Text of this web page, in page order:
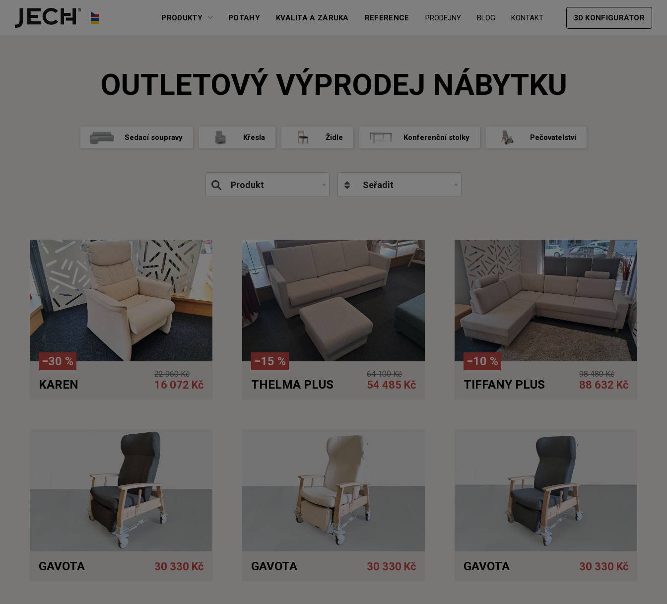
PRODUKTY POTAHY KVALITA A ZÁRUKA REFERENCE PRODEJNY BLOG KONTAKT 3D KONFIGURÁTOR
OUTLETOVÝ VÝPRODEJ NÁBYTKU
Sedací soupravy Křesla Židle Konferenční stolky Pečovatelství
Produkt Seřadit
KAREN
22 960 Kč
16 072 Kč
−30 %
Detail
THELMA PLUS
64 100 Kč
54 485 Kč
−15 %
Detail
TIFFANY PLUS
98 480 Kč
88 632 Kč
−10 %
Detail
GAVOTA 30 330 Kč GAVOTA 30 330 Kč GAVOTA 30 330 Kč